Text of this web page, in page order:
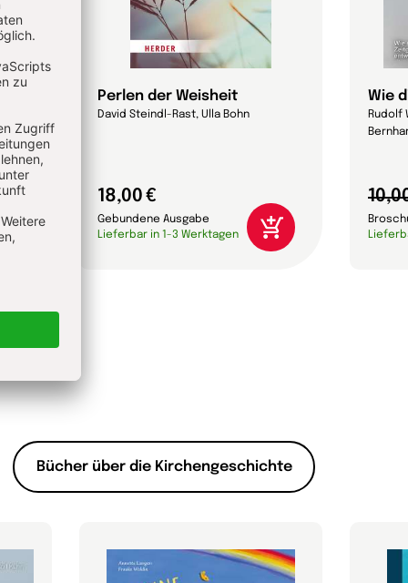
Perlen der Weisheit
David Steindl-Rast, Ulla Bohn
18,00 €
Gebundene Ausgabe
Lieferbar in 1-3 Werktagen
Wie
Rudolf
Bücher über die Kirchengeschichte